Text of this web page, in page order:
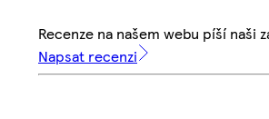
Recenze na našem webu píší naši
Napsat recenzi